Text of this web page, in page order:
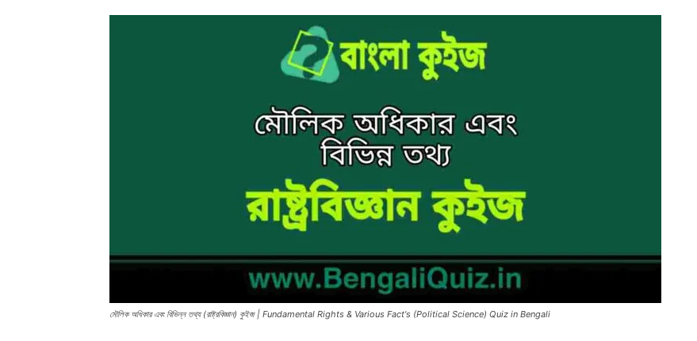
মৌলিক অধিকার এবং বিভিন্ন তথ্য (রাষ্ট্রবিজ্ঞান) কুইজ | Fundamental Rights & Various Fact's (Political Science) Quiz in Bengali